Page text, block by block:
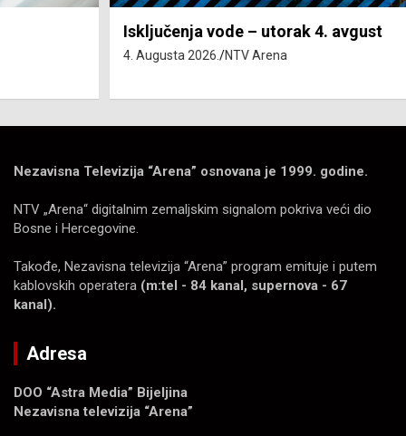
Isključenja vode – utorak 4. avgust
4. Augusta 2026. NTV Arena
Nezavisna Televizija “Arena” osnovana je 1999. godine.
NTV „Arena“ digitalnim zemaljskim signalom pokriva veći dio
Bosne i Hercegovine.
Takođe, Nezavisna televizija “Arena” program emituje i putem
kablovskih operatera (m:tel - 84 kanal, supernova - 67
kanal).
Adresa
DOO “Astra Media” Bijeljina
Nezavisna televizija “Arena”